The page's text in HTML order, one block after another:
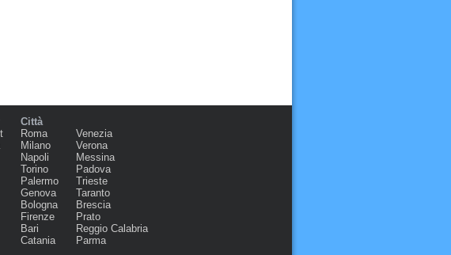
Città
Roma
Milano
Napoli
Torino
Palermo
Genova
Bologna
Firenze
Bari
Catania
Venezia
Verona
Messina
Padova
Trieste
Taranto
Brescia
Prato
Reggio Calabria
Parma